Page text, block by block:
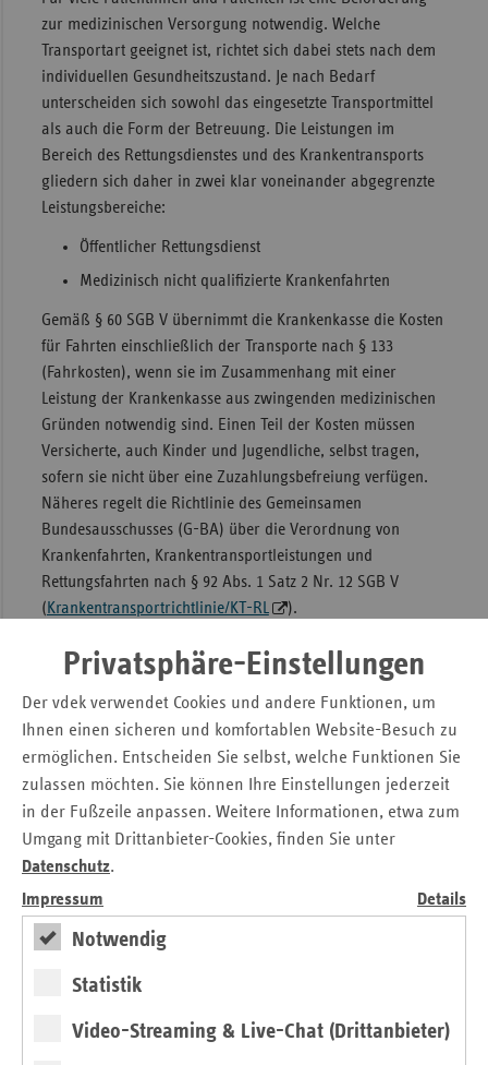
Privatsphäre-Einstellungen
Der vdek verwendet Cookies und andere Funktionen, um
Ihnen einen sicheren und komfortablen Website-Besuch zu
ermöglichen. Entscheiden Sie selbst, welche Funktionen Sie
zulassen möchten. Sie können Ihre Einstellungen jederzeit
in der Fußzeile anpassen. Weitere Informationen, etwa zum
Umgang mit Drittanbieter-Cookies, finden Sie unter
Datenschutz.
Impressum
Details
Notwendig
Statistik
Video-Streaming & Live-Chat (Drittanbieter)
zur medizinischen Versorgung notwendig. Welche
Transportart geeignet ist, richtet sich dabei stets nach dem
individuellen Gesundheitszustand. Je nach Bedarf
unterscheiden sich sowohl das eingesetzte Transportmittel
als auch die Form der Betreuung. Die Leistungen im
Bereich des Rettungsdienstes und des Krankentransports
gliedern sich daher in zwei klar voneinander abgegrenzte
Leistungsbereiche:
Öffentlicher Rettungsdienst
Medizinisch nicht qualifizierte Krankenfahrten
Gemäß § 60 SGB V übernimmt die Krankenkasse die Kosten
für Fahrten einschließlich der Transporte nach § 133
(Fahrkosten), wenn sie im Zusammenhang mit einer
Leistung der Krankenkasse aus zwingenden medizinischen
Gründen notwendig sind. Einen Teil der Kosten müssen
Versicherte, auch Kinder und Jugendliche, selbst tragen,
sofern sie nicht über eine Zuzahlungsbefreiung verfügen.
Näheres regelt die Richtlinie des Gemeinsamen
Bundesausschusses (G-BA) über die Verordnung von
Krankenfahrten, Krankentransportleistungen und
Rettungsfahrten nach § 92 Abs. 1 Satz 2 Nr. 12 SGB V
(Krankentransportrichtlinie/KT-RL ).
Öffentlicher Rettungsdienst
Der öffentliche Rettungsdienst umfasst die Notfallrettung
und den Transport lebensbedrohlich erkrankter bzw.
verletzter Patientinnen und Patienten sowie den medizinisch
qualifizierten Krankentransport von medizinisch
betreuungsbedürftigen Patientinnen und
Patienten. Informationen zur Notfallversorgung in Bayern